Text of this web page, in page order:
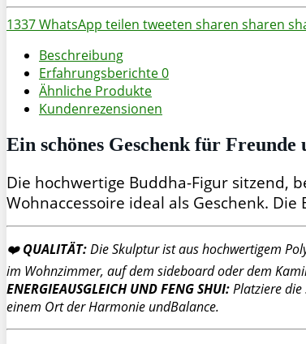
1337WhatsApp teilen tweeten sharen sharen
Beschreibung
Erfahrungsberichte0
Ähnliche Produkte
Kundenrezensionen
Ein schönes Geschenk für Freunde
Die hochwertige Buddha-Figur sitzend,
Wohnaccessoire ideal als Geschenk.
❤️QUALITÄT:Die Skulptur ist aus hochwertigem
im Wohnzimmer, auf dem sideboard oder dem
ENERGIEAUSGLEICH UND FENG SHUI:Platziere
einem Ort der Harmonie undBalance.